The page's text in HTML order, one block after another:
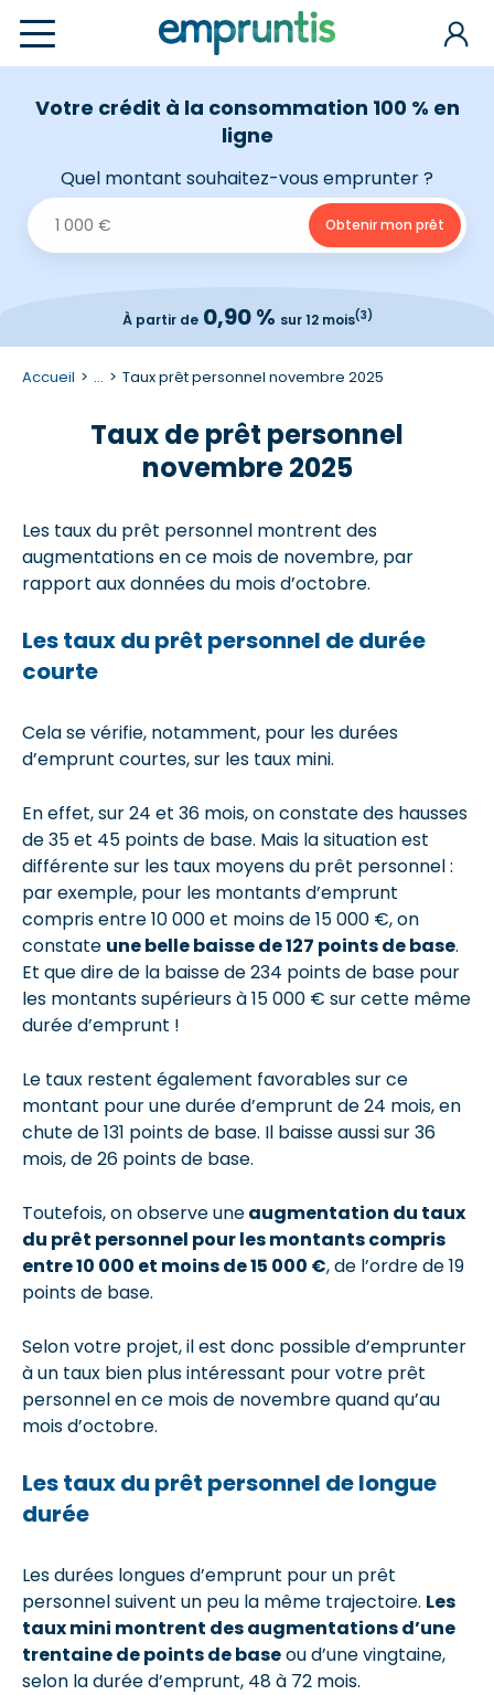
Votre crédit à la consommation 100 % en
ligne
Quel montant souhaitez-vous emprunter ?
À partir de0,90 % sur 12 mois(3)
Accueil ... Taux prêt personnel novembre 2025
Taux de prêt personnel
novembre 2025
Les taux du prêt personnel montrent des
augmentations en ce mois de novembre, par
rapport aux données du mois d’octobre.
Les taux du prêt personnel de durée
courte
Cela se vérifie, notamment, pour les durées
d’emprunt courtes, sur les taux mini.
En effet, sur 24 et 36 mois, on constate des hausses
de 35 et 45 points de base. Mais la situation est
différente sur les taux moyens du prêt personnel :
par exemple, pour les montants d’emprunt
compris entre 10 000 et moins de 15 000 €, on
constate une belle baisse de 127 points de base.
Et que dire de la baisse de 234 points de base pour
les montants supérieurs à 15 000 € sur cette même
durée d’emprunt !
Le taux restent également favorables sur ce
montant pour une durée d’emprunt de 24 mois, en
chute de 131 points de base. Il baisse aussi sur 36
mois, de 26 points de base.
Toutefois, on observe uneaugmentation du taux
du prêt personnel pour les montants compris
entre 10 000 et moins de 15 000 €, de l’ordre de 19
points de base.
Selon votre projet, il est donc possible d’emprunter
à un taux bien plus intéressant pour votre prêt
personnel en ce mois de novembre quand qu’au
mois d’octobre.
Les taux du prêt personnel de longue
durée
Les durées longues d’emprunt pour un prêt
personnel suivent un peu la même trajectoire. Les
taux mini montrent des augmentations d’une
trentaine de points de baseou d’une vingtaine,
selon la durée d’emprunt, 48 à 72 mois.